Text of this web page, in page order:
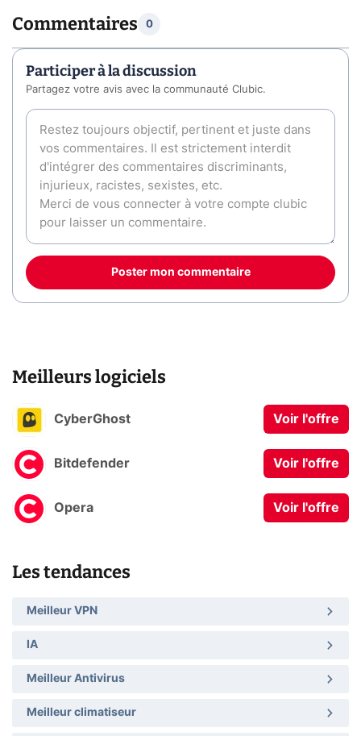
Commentaires 0
Participer à la discussion
Partagez votre avis avec la communauté Clubic.
Poster mon commentaire
Meilleurs logiciels
CyberGhost Voir l'offre
Bitdefender Voir l'offre
Opera Voir l'offre
Les tendances
Meilleur VPN
IA
Meilleur Antivirus
Meilleur climatiseur